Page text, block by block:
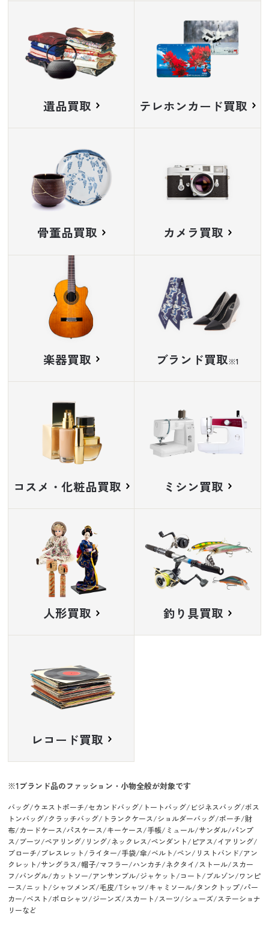
遺品買取 テレホンカード買取
骨董品買取 カメラ買取
楽器買取 ブランド買取※
コスメ・化粧品買取 ミシン買取
人形買取 釣り具買取
レコード買取
ブランド品のファッション・小物全般が対象です
バッグ/ウエストポーチ/セカンドバッグ/トートバッグ/ビジネスバッグ/ボス
トンバッグ/クラッチバッグ/トランクケース/ショルダーバッグ/ポーチ/財
布/カードケース/パスケース/キーケース/手帳/ミュール/サンダル/パンプ
ス/ブーツ/ペアリング/リング/ネックレス/ペンダント/ピアス/イアリング/
ブローチ/ブレスレット/ライター/手袋/傘/ベルト/ペン/リストバンド/アン
クレット/サングラス/帽子/マフラー/ハンカチ/ネクタイ/ストール/スカー
フ/バングル/カットソー/アンサンブル/ジャケット/コート/ブルゾン/ワンピ
ース/ニット/シャツメンズ/毛皮/Tシャツ/キャミソール/タンクトップ/パー
カー/ベスト/ポロシャツ/ジーンズ/スカート/スーツ/シューズ/ステーショナ
リーなど